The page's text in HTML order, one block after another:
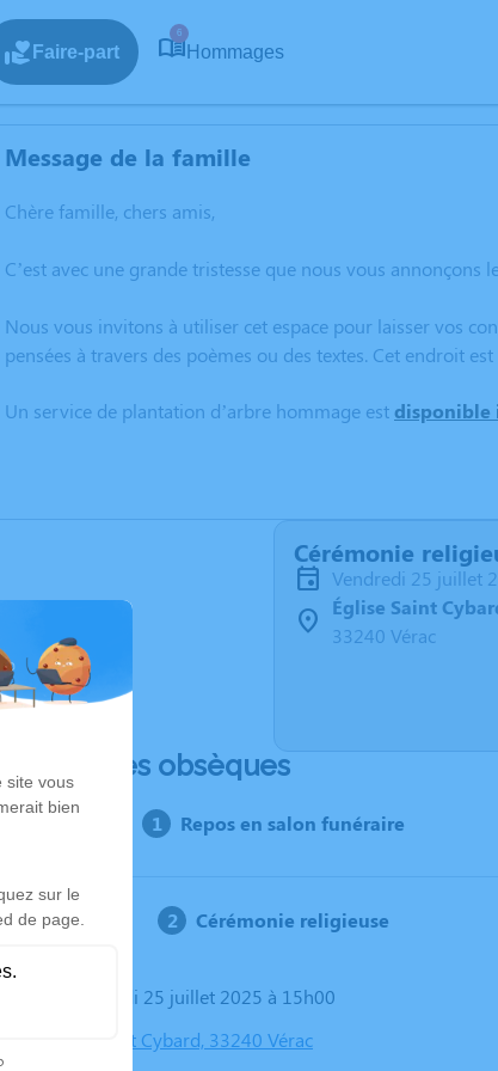
Faire-part
6
Hommages
Message de la famille
Chère famille, chers amis,
C’est avec une grande tristesse que nous vous
Nous vous invitons à utiliser cet espace pour laisser vos
pensées à travers des poèmes ou des textes. Cet endroit
Un service de plantation d’arbre hommage est disponible
Cérémonie
vendredi 25 juillet
Église Saint
33240 Vérac
Déroulé des obsèques
Repos en salon funéraire
Cérémonie religieuse
Le vendredi 25 juillet 2025 à 15h00
Église Saint Cybard, 33240 Vérac